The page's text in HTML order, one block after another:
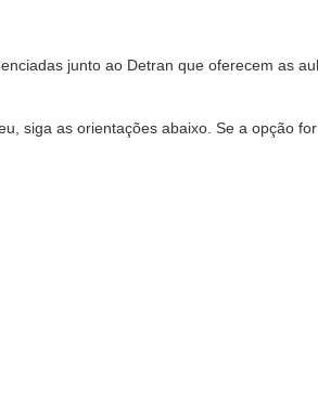
junto ao Detran que oferecem as
siga as orientações abaixo. Se a opção